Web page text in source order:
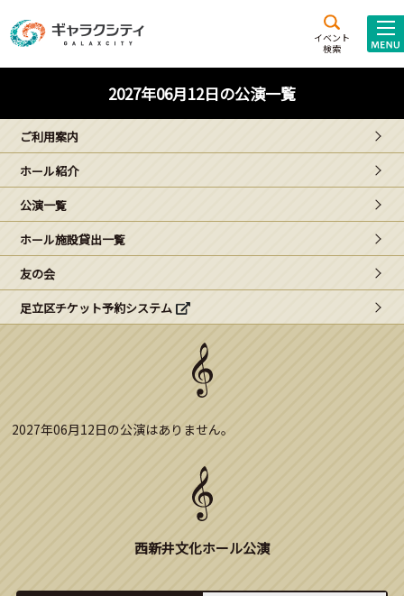
イベント
検索
施設案内
西新井
文化ホール
ギャラクシティとは
こどもみーてぃんぐ
Gがくえん
ブランドからのお知らせ
2027年06月12日の公演一覧
ご利用案内
ホール紹介
公演一覧
ホール施設貸出一覧
友の会
足立区チケット予約システム
2027年06月12日の公演はありません。
西新井文化ホール公演